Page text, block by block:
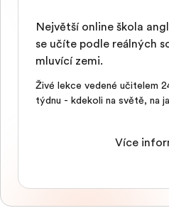
Největší online škola
se učíte podle reálných
mluvící zemi.
Živé lekce vedené učitelem
týdnu - kdekoli na světě, na
Více